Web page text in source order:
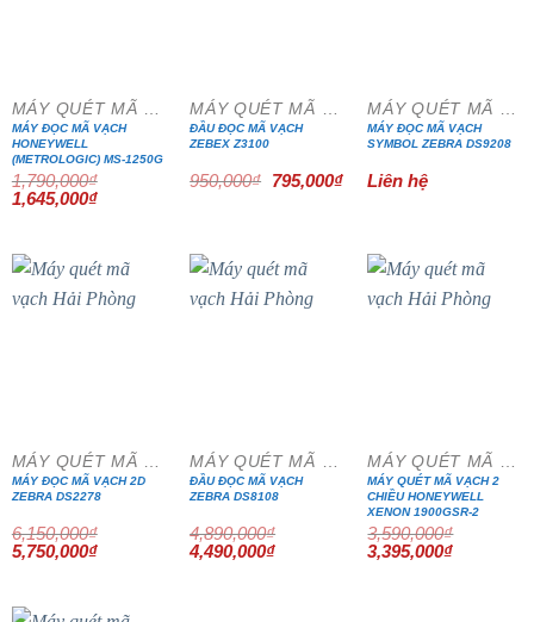
MÁY ĐỌC MÃ VẠCH
HONEYWELL
(METROLOGIC) MS-1250G
1,790,000₫
Giá
gốc
1,645,000₫Giá
1,645,000₫.
ĐẦU ĐỌC MÃ VẠCH
ZEBEX Z3100
950,000₫
Giá
795,000₫Giá
MÁY ĐỌC MÃ VẠCH
SYMBOL ZEBRA DS9208
Liên hệ
MÁY ĐỌC MÃ VẠCH 2D
ZEBRA DS2278
6,150,000₫
Giá
gốc
5,750,000₫Giá
5,750,000₫.
ĐẦU ĐỌC MÃ VẠCH
ZEBRA DS8108
4,890,000₫
Giá
gốc
4,490,000₫Giá
MÁY QUÉT MÃ VẠCH 2
CHIỀU HONEYWELL
XENON 1900GSR-2
3,590,000₫
Giá
gốc
3,395,000₫Giá